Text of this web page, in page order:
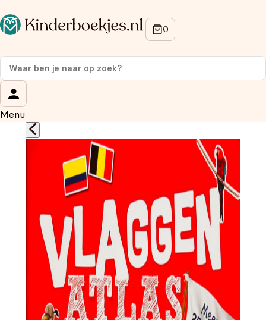
Menu
Op de hoogte blijven van onze acties?
Meld je aan voor onze nieuwsbrief en ontvang
korting
Wat is je voornaam?
Wat is je e-mailadres?*
Aanmelden
We gebruiken je gegevens om contact op te nemen, in
overeenstemming met onsprivacybeleid.